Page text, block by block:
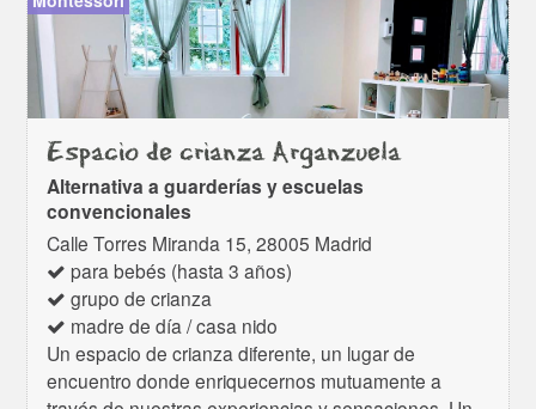
Espacio de crianza Arganzuela
Alternativa a guarderías y escuelas
convencionales
Calle Torres Miranda 15, 28005 Madrid
para bebés (hasta 3 años)
grupo de crianza
madre de día / casa nido
Un espacio de crianza diferente, un lugar de
encuentro donde enriquecernos mutuamente a